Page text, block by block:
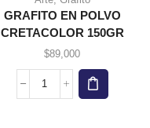
GRAFITO EN POLVO
CRETACOLOR 150GR
$89,000
GRAFITO